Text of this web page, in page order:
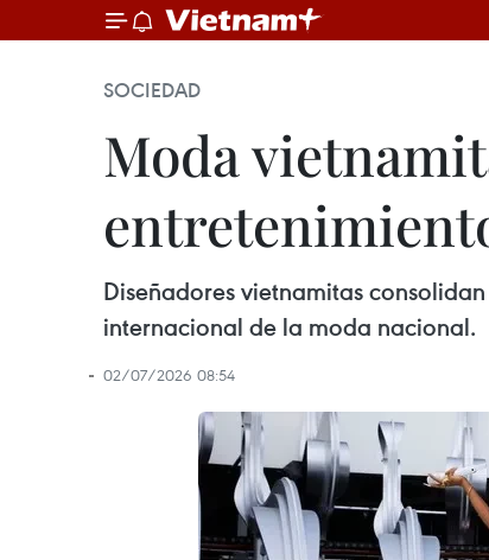
SOCIEDAD
Moda
Diseñadores vietnamitas
internacional de la moda nacional.
02/07/2026 08:54